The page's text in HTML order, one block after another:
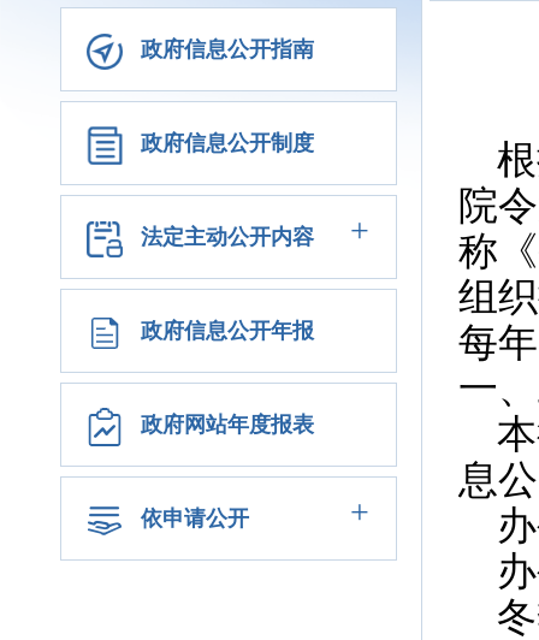
政府信息公开指南
政府信息公开制度
法定主动公开内容 +
政府信息公开年报
政府网站年度报表
依申请公开 +
院
称
组
每
一
息